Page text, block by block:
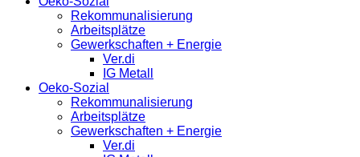
Rekommunalisierung
Arbeitsplätze
Gewerkschaften + Energie
Ver.di
IG Metall
Oeko-Sozial
Rekommunalisierung
Arbeitsplätze
Gewerkschaften + Energie
Ver.di